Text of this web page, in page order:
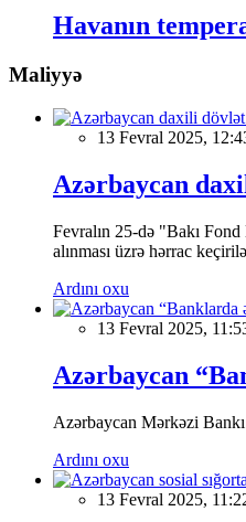
Havanın
Maliyyə
13 Fevral 2025,
Azərbaycan
Fevralın 25-də "Bakı
alınması üzrə hərrac
Ardını oxu
13 Fevral 2025,
Azərbaycan
Azərbaycan Mərkəzi
Ardını oxu
13 Fevral 2025,